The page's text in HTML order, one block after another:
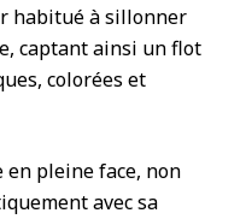
habitué à sillonner
captant ainsi un flot
colorées et
en pleine face, non
avec sa